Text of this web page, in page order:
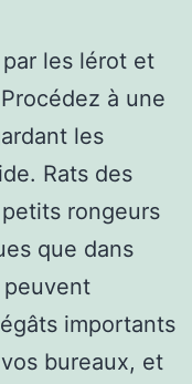
les lérot et
à une
les
Rats des
rongeurs
que dans
peuvent
importants
bureaux, et